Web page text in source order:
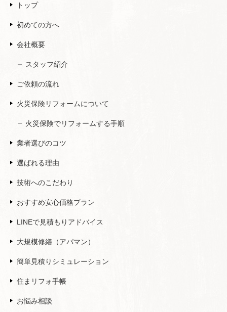
トップ
初めての方へ
会社概要
スタッフ紹介
ご依頼の流れ
火災保険リフォームについて
火災保険でリフォームする手順
業者選びのコツ
選ばれる理由
技術へのこだわり
おすすめ安心価格プラン
LINEで見積もりアドバイス
大規模修繕（アパマン）
簡単見積りシミュレーション
住まリフォ手帳
お悩み相談